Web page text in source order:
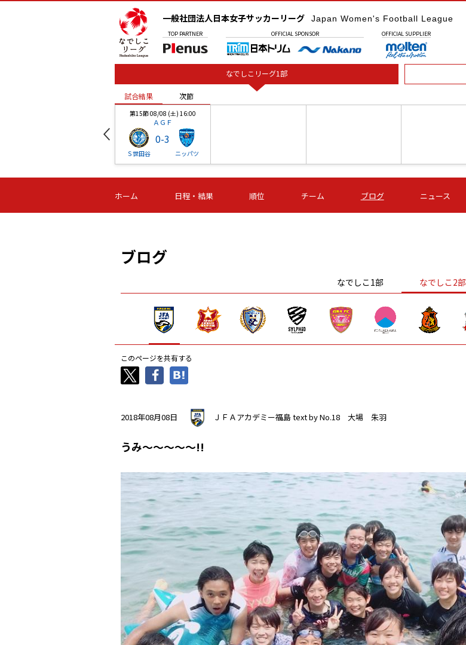
一般社団法人日本女子サッカーリーグ Japan Women's Football League
TOP PARTNER OFFICIAL SPONSOR OFFICIAL SUPPLIER
なでしこリーグ1部
試合結果 次節
第15節 08/08 (土) 16:00
ＡＧＦ
Ｓ世田谷
0-3
ニッパツ
-
第16節 09/05 (土) 15:00
ニッパツ
-
第16節 09/05 (土) 15:00
石人の星
-
第16節 09/05 (土) 16:00
ＡＧＦ
-
いちご
-
試合結果 次節
ホーム 日程・結果 順位 チーム ブログ ニュース
ブログ
なでしこ1部 なでしこ2部
このページを共有する
2018年08月08日 ＪＦＡアカデミー福島text by No.18 大場 朱羽
うみ～～～～～!!